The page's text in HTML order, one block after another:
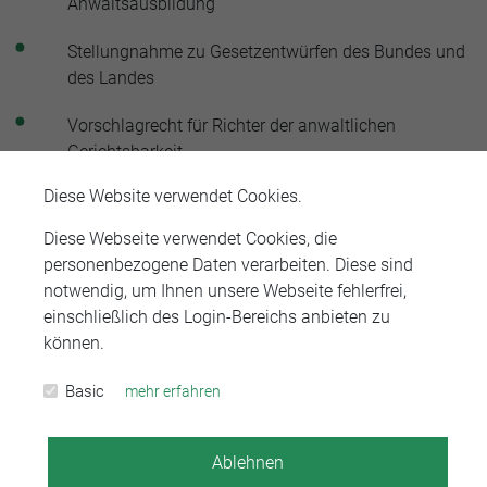
Diese Website verwendet Cookies.
Diese Webseite verwendet Cookies, die
personenbezogene Daten verarbeiten. Diese sind
notwendig, um Ihnen unsere Webseite fehlerfrei,
einschließlich des Login-Bereichs anbieten zu
können.
Basic mehr erfahren
Ablehnen
Stellungnahme zu Gesetzentwürfen des Bundes und
des Landes
Vorschlagrecht für Richter der anwaltlichen
Gerichtsbarkeit
Berufsrechtliche Überprüfung von Beschwerdefällen
Einheitlicher Ansprechpartner: Die
Rechtsanwaltskammer Stuttgart bietet als EA
Unterstützung für diejenigen, die innerhalb der EU
anwaltliche Dienstleistungen im Bezirk der
Rechtsanwaltskammer Stuttgart anbieten möchten.
EA bei den Formalitäten und Verfahren, insbesondere
Verfahrensabwicklung, behilflich.